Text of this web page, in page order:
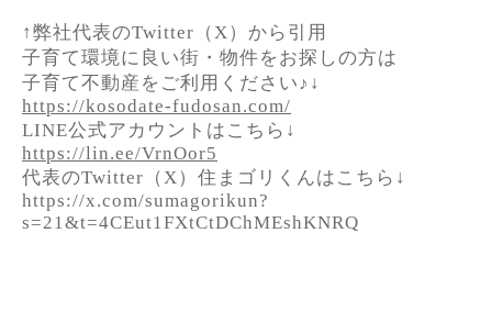
↑弊社代表のTwitter（X）から引用
子育て環境に良い街・物件をお探しの方は
子育て不動産をご利用ください♪↓
https://kosodate-fudosan.com/
LINE公式アカウントはこちら↓
https://lin.ee/VrnOor5
代表のTwitter（X）住まゴリくんはこちら↓
https://x.com/sumagorikun?
s=21&t=4CEut1FXtCtDChMEshKNRQ